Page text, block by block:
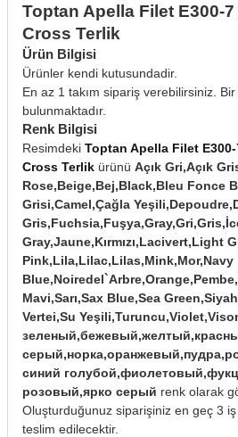
Toptan Apella Filet E300-7
Cross Terlik
Ürün Bilgisi
Ürünler kendi kutusundadir.
En az 1 takım sipariş verebilirsiniz. Bir
bulunmaktadır.
Renk Bilgisi
Resimdeki Toptan Apella Filet E300-
Cross Terlik ürünü Açık Gri,Açık
Rose,Beige,Bej,Black,Bleu Fonce
Grisi,Camel,Çağla
Gray,Jaune,Kırmızı,Lacivert,Light
Pink,Lila,Lilac,Lilas,Mink,Mor,Navy
Mavi,Sarı,Sax Blue,Sea
Vertei,Su
синий
розовый,ярко серый renk olarak
Oluşturduğunuz siparişiniz en geç 3
teslim edilecektir.